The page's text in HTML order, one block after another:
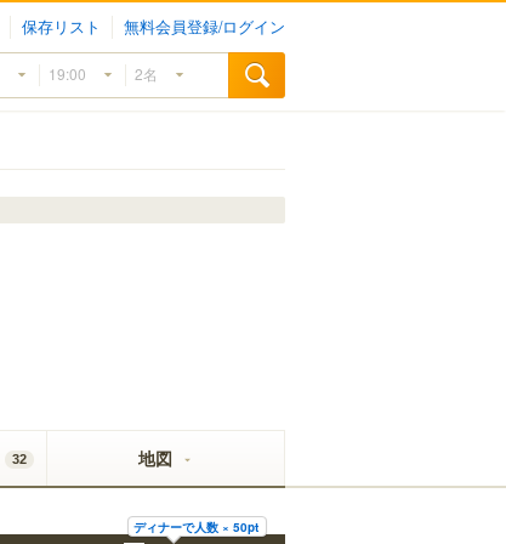
保存リスト 無料会員登録/ログイン
32 地図
ディナーで人数 × 50pt